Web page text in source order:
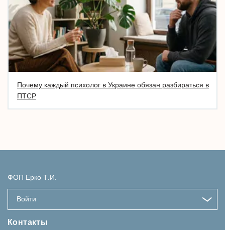
Почему каждый психолог в Украине обязан разбираться в
ПТСР
ФОП Ерко Т.И.
Войти
Контакты